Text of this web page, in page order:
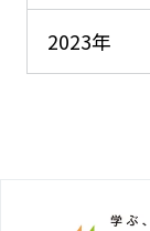
2023年